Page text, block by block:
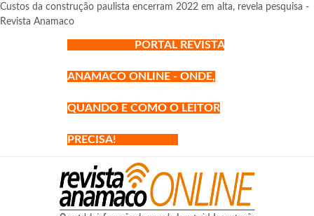
Custos da construção paulista encerram 2022 em alta, revela pesquisa -
Revista Anamaco
PORTAL REVISTA
ANAMACO ONLINE - ONDE,
QUANDO E COMO O LEITOR
PRECISA!